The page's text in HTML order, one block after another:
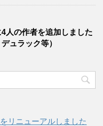
人の作者を追加しました
ュラック等）
リニューアルしました